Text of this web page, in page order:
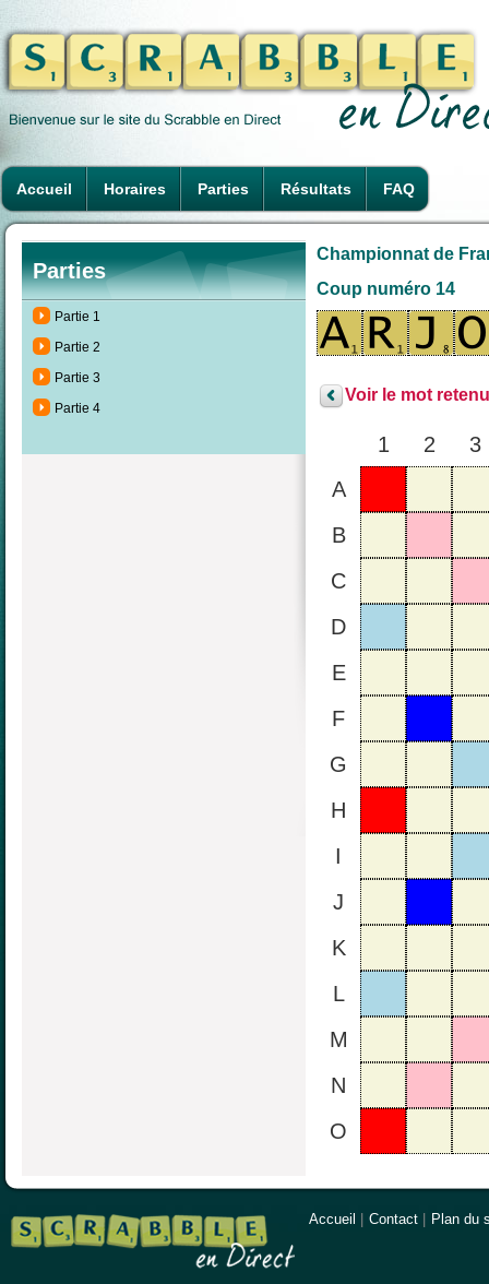
Accueil Horaires Parties Résultats FAQ
Parties
Partie 1
Partie 2
Partie 3
Partie 4
Championnat de
Coup numéro 14
Voir le mot
1 2
3
A
B
C
D
E
F
G
H
I
J
K
L
M
N
O
Accueil Contact Plan du